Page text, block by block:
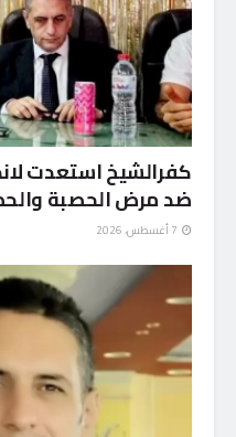
كفرالشيخ استعدت
ضد مرض الحصبة